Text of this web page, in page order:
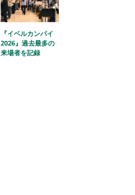
『イベルカンパイ
2026』過去最多の
来場者を記録